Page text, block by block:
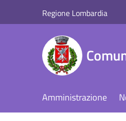
Regione Lombardia
Amministrazione